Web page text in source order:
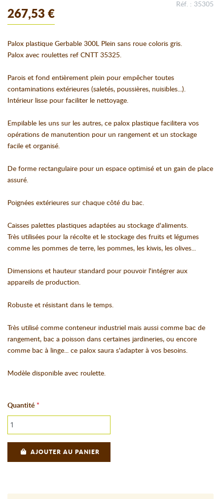
267,53 €
Réf. : 35305
Palox plastique Gerbable 300L Plein sans roue coloris gris.
Palox avec roulettes ref CNTT 35325.
Parois et fond entièrement plein pour empêcher toutes
contaminations extérieures (saletés, poussières, nuisibles...).
Intérieur lisse pour faciliter le nettoyage.
Empilable les uns sur les autres, ce palox plastique facilitera vos
opérations de manutention pour un rangement et un stockage
facile et organisé.
De forme rectangulaire pour un espace optimisé et un gain de place
assuré.
Poignées extérieures sur chaque côté du bac.
Caisses palettes plastiques adaptées au stockage d'aliments.
Très utilisées pour la récolte et le stockage des fruits et légumes
comme les pommes de terre, les pommes, les kiwis, les olives...
Dimensions et hauteur standard pour pouvoir l'intégrer aux
appareils de production.
Robuste et résistant dans le temps.
Très utilisé comme conteneur industriel mais aussi comme bac de
rangement, bac a poisson dans certaines jardineries, ou encore
comme bac à linge... ce palox saura s'adapter à vos besoins.
Modèle disponible avec roulette.
Quantité
AJOUTER AU PANIER